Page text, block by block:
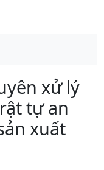
xử lý
tự an
xuất